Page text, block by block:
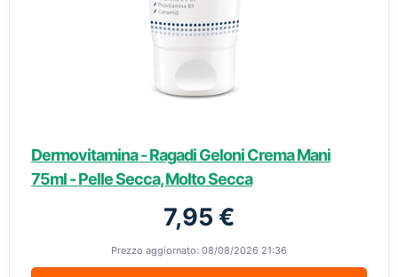
Dermovitamina - Ragadi Geloni Crema Mani
75ml - Pelle Secca, Molto Secca
7,95 €
Prezzo aggiornato: 08/08/2026 21:36